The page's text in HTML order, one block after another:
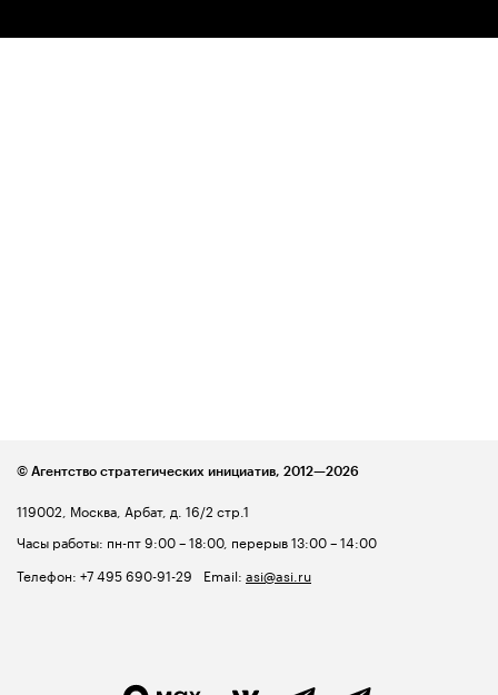
119002, Москва, Арбат, д. 16/2 стр.1
Часы работы: пн-пт 9:00 – 18:00, перерыв 13:00 – 14:00
Телефон: +7 495 690-91-29 Email: asi@asi.ru
© Агентство стратегических инициатив, 2012—2026